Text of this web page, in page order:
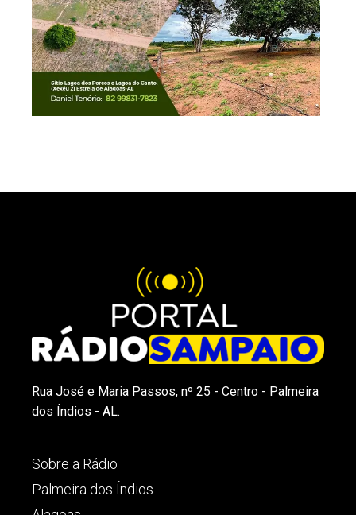
Rua José e Maria Passos, nº 25 - Centro - Palmeira
dos Índios - AL.
Sobre a Rádio
Palmeira dos Índios